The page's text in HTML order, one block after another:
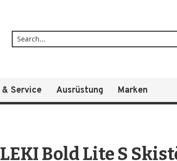
& Service Ausrüstung Marken
LEKI Bold Lite S